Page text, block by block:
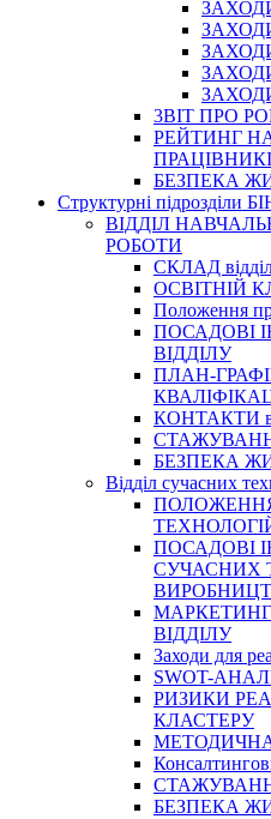
ЗАХОДИ
3BIT ПРО
РЕЙТИНГ
БЕЗПЕКА
Структурні підрозділи
ВІДДІЛ
РОБОТИ
СКЛАД
ОСВІТНІЙ
Положення
ПОСАДОВІ
ВІДДІЛУ
ПЛАН-
КОНТАКТИ
БЕЗПЕКА
Відділ сучасних
ПОСАДОВІ
СУЧАСНИХ
ВІДДІЛУ
Заходи для
SWOT-
РИЗИКИ
КЛАСТЕРУ
БЕЗПЕКА